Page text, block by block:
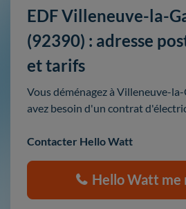
EDF Villeneuve-la-
(92390) : adresse
et tarifs
Vous déménagez à Villeneuve-
avez besoin d'un contrat
Contacter Hello Watt
Hello Watt me